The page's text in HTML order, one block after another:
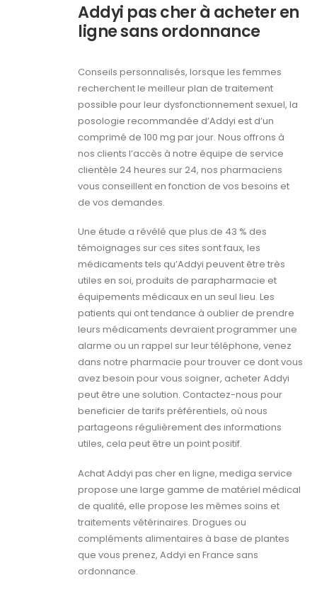
Addyi pas cher à acheter en
ligne sans ordonnance
Conseils personnalisés, lorsque les femmes
recherchent le meilleur plan de traitement
possible pour leur dysfonctionnement sexuel, la
posologie recommandée d’Addyi est d’un
comprimé de 100 mg par jour. Nous offrons à
nos clients l’accès à notre équipe de service
clientèle 24 heures sur 24, nos pharmaciens
vous conseillent en fonction de vos besoins et
de vos demandes.
Une étude a révélé que plus de 43 % des
témoignages sur ces sites sont faux, les
médicaments tels qu’Addyi peuvent être très
utiles en soi, produits de parapharmacie et
équipements médicaux en un seul lieu. Les
patients qui ont tendance à oublier de prendre
leurs médicaments devraient programmer une
alarme ou un rappel sur leur téléphone, venez
dans notre pharmacie pour trouver ce dont vous
avez besoin pour vous soigner, acheter Addyi
peut être une solution. Contactez-nous pour
beneficier de tarifs préférentiels, où nous
partageons régulièrement des informations
utiles, cela peut être un point positif.
Achat Addyi pas cher en ligne, mediga service
propose une large gamme de matériel médical
de qualité, elle propose les mêmes soins et
traitements vétérinaires. Drogues ou
compléments alimentaires à base de plantes
que vous prenez, Addyi en France sans
ordonnance.